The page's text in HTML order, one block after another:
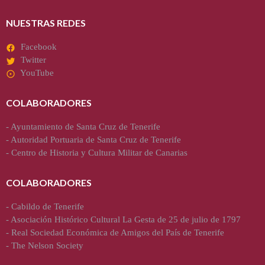
NUESTRAS REDES
Facebook
Twitter
YouTube
COLABORADORES
-Ayuntamiento de Santa Cruz de Tenerife
-Autoridad Portuaria de Santa Cruz de Tenerife
- Centro de Historia y Cultura Militar de Canarias
COLABORADORES
- Cabildo de Tenerife
-Asociación Histórico Cultural La Gesta de 25 de julio de 1797
- Real Sociedad Económica de Amigos del País de Tenerife
- The Nelson Society